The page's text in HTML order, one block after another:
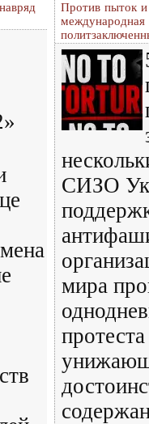
Против пыток и
международная
СИЗО
мира